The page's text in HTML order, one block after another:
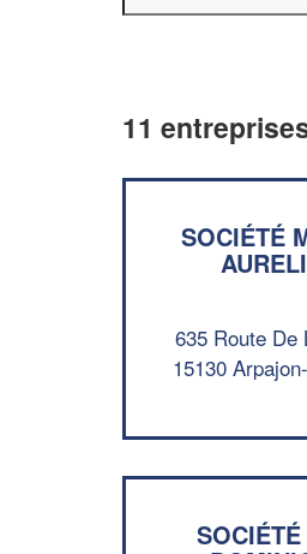
11
SOCIÉTÉ
635 Route De
15130